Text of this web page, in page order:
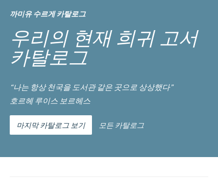
까미유 수르게 카탈로그
우리의 현재 희귀 고서
카탈로그
“나는 항상 천국을 도서관 같은 곳으로 상상했다”
호르헤 루이스 보르헤스
마지막 카탈로그 보기 모든 카탈로그